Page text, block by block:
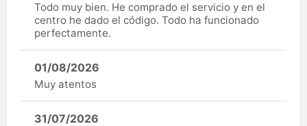
Todo muy bien. He comprado el servicio y en el
centro he dado el código. Todo ha funcionado
perfectamente.
01/08/2026
Muy atentos
31/07/2026